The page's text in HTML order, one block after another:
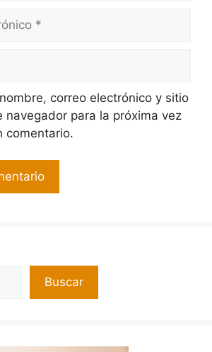
correo electrónico y sitio
navegador para la próxima vez
comentario.
Buscar